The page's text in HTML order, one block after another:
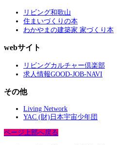
リビング和歌山
住まいづくりの本
わかやまの建築家 家づくり本
webサイト
リビングカルチャー倶楽部
求人情報GOOD-JOB-NAVI
その他
Living Network
YAC (財)日本宇宙少年団
ページ上部へ戻る